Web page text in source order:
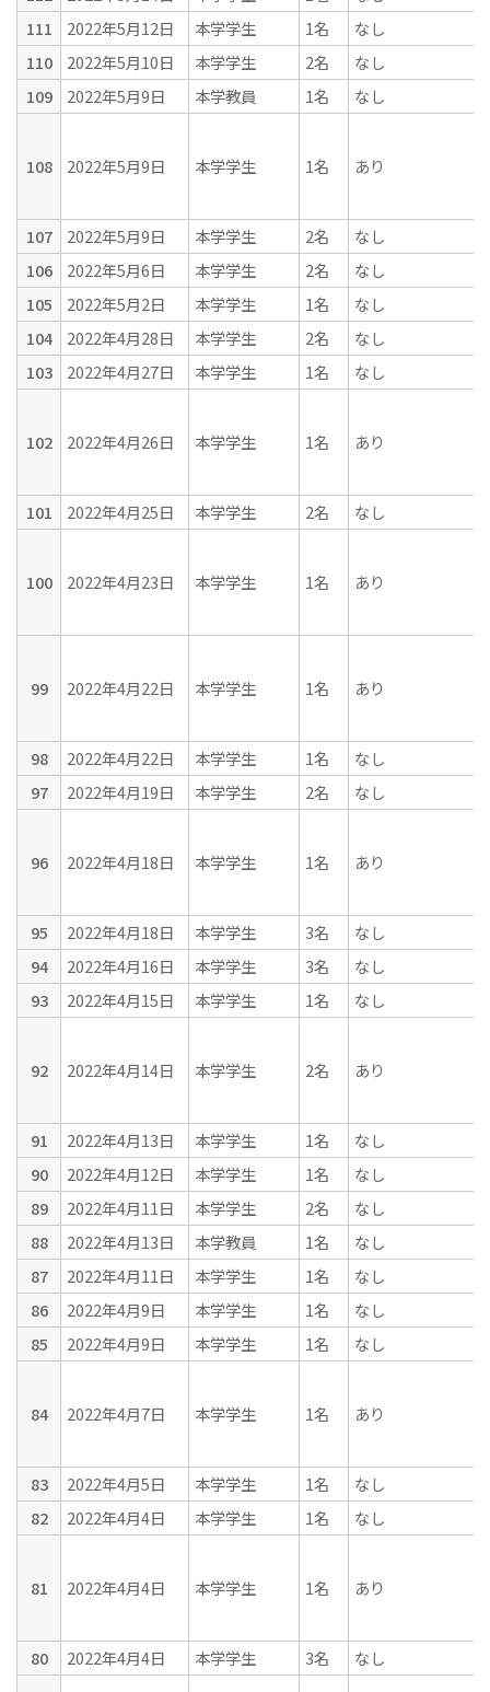
111
2022年5月12日 本学学生 1名
なし
110
2022年5月10日 本学学生 2名
なし
109
2022年5月9日 本学教員 1名 なし
108 2022年5月9日 本学学生 1名 あり
107 2022年5月9日 本学学生 2名
なし
106
2022年5月6日 本学学生 2名
なし
105
2022年5月2日 本学学生 1名
なし
104
2022年4月28日 本学学生 2名
なし
103
2022年4月27日 本学学生 1名 なし
102 2022年4月26日 本学学生 1名 あり
101 2022年4月25日 本学学生 2名 なし
100 2022年4月23日 本学学生 1名 あり
99 2022年4月22日 本学学生 1名 あり
98 2022年4月22日 本学学生 1名
なし
97
2022年4月19日 本学学生 2名 なし
96 2022年4月18日 本学学生 1名 あり
95 2022年4月18日 本学学生 3名
なし
94
2022年4月16日 本学学生 3名
なし
93
2022年4月15日 本学学生 1名 なし
92 2022年4月14日 本学学生 2名 あり
91 2022年4月13日 本学学生 1名
なし
90
2022年4月12日 本学学生 1名
なし
89
2022年4月11日 本学学生 2名
なし
88
2022年4月13日 本学教員 1名
なし
87
2022年4月11日 本学学生 1名
なし
86
2022年4月9日 本学学生 1名
なし
85
2022年4月9日 本学学生 1名 なし
84 2022年4月7日 本学学生 1名 あり
83 2022年4月5日 本学学生 1名
なし
82
2022年4月4日 本学学生 1名 なし
81 2022年4月4日 本学学生 1名 あり
80 2022年4月4日 本学学生 3名 なし